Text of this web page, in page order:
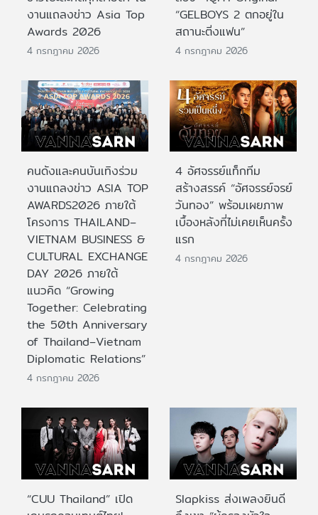
งานแถลงข่าว Asia Top
Awards 2026
4 กรกฎาคม 2026
“GELBOYS 2 ตกอยู่ใน
สถานะติ่งแฟน”
4 กรกฎาคม 2026
คนดังและคนบันเทิงร่วม
งานแถลงข่าว ASIA TOP
AWARDS2026 ภายใต้
โครงการ THAILAND–
VIETNAM BUSINESS &
CULTURAL EXCHANGE
DAY 2026 ภายใต้
แนวคิด “Growing
Together: Celebrating
the 50th Anniversary
of Thailand–Vietnam
Diplomatic Relations”
4 กรกฎาคม 2026
4 อัศจรรย์แท็กทีม
สร้างสรรค์ “อัศจรรย์จรย์
วันทอง” พร้อมเผยภาพ
เบื้องหลังที่ไม่เคยเห็นครั้ง
แรก
4 กรกฎาคม 2026
“CUU Thailand” เปิด
Slapkiss ส่งเพลงยินดี